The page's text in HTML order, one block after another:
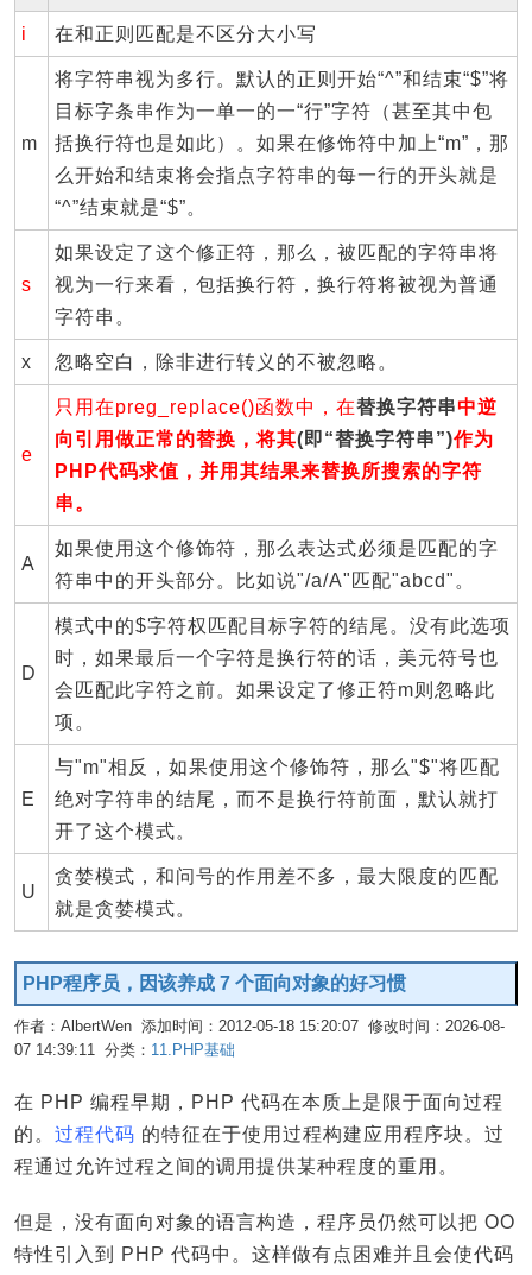
i 在和正则匹配是不区分大小写
m
将字符串视为多行。默认的正则开始“^”和结束“$”将
目标字条串作为一单一的一“行”字符（甚至其中包
括换行符也是如此）。如果在修饰符中加上“m”，那
么开始和结束将会指点字符串的每一行的开头就是
“^”结束就是“$”。
s
如果设定了这个修正符，那么，被匹配的字符串将
视为一行来看，包括换行符，换行符将被视为普通
字符串。
x 忽略空白，除非进行转义的不被忽略。
e
只用在preg_replace()函数中，在替换字符串中逆
向引用做正常的替换，将其(即“替换字符串”)作为
PHP代码求值，并用其结果来替换所搜索的字符
串。
A
如果使用这个修饰符，那么表达式必须是匹配的字
符串中的开头部分。比如说"/a/A"匹配"abcd"。
D
模式中的$字符权匹配目标字符的结尾。没有此选项
时，如果最后一个字符是换行符的话，美元符号也
会匹配此字符之前。如果设定了修正符m则忽略此
项。
E
与"m"相反，如果使用这个修饰符，那么"$"将匹配
绝对字符串的结尾，而不是换行符前面，默认就打
开了这个模式。
U
贪婪模式，和问号的作用差不多，最大限度的匹配
就是贪婪模式。
PHP程序员，因该养成 7 个面向对象的好习惯
作者：AlbertWen 添加时间：2012-05-18 15:20:07 修改时间：2026-08-
07 14:39:11 分类： 11.PHP基础
在 PHP 编程早期，PHP 代码在本质上是限于面向过程
的。 过程代码 的特征在于使用过程构建应用程序块。过
程通过允许过程之间的调用提供某种程度的重用。
但是，没有面向对象的语言构造，程序员仍然可以把 OO
特性引入到 PHP 代码中。这样做有点困难并且会使代码